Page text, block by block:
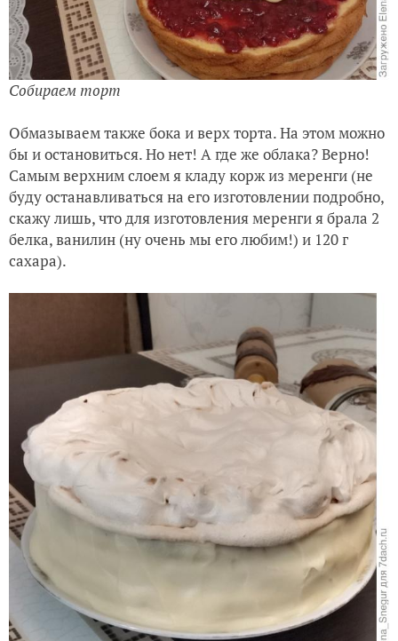
Собираем торт
Обмазываем также бока и верх торта. На этом можно
бы и остановиться. Но нет! А где же облака? Верно!
Самым верхним слоем я кладу корж из меренги (не
буду останавливаться на его изготовлении подробно,
скажу лишь, что для изготовления меренги я брала 2
белка, ванилин (ну очень мы его любим!) и 120 г
сахара).